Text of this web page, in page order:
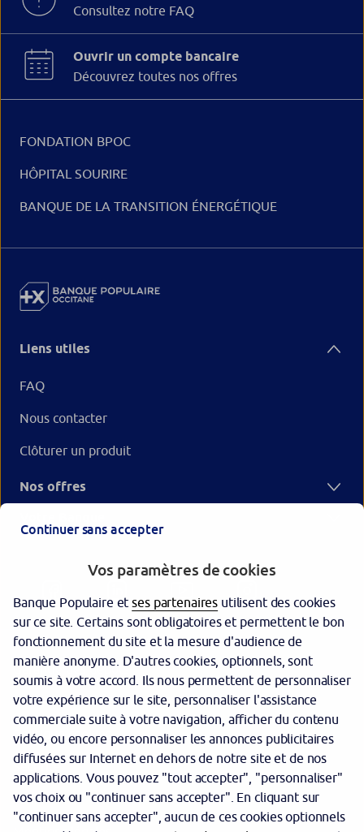
Consultez notre FAQ
Ouvrir un compte bancaire
Découvrez toutes nos offres
FONDATION BPOC
HÔPITAL SOURIRE
BANQUE DE LA TRANSITION ÉNERGÉTIQUE
Liens utiles
FAQ
Nous contacter
Clôturer un produit
Nos offres
Garantie des dépôts
Protection des données personnelles
Politique cookies
Sécurité
Tarifs
Continuer sans accepter
Vos paramètres de cookies
Banque Populaire etses partenaires utilisent des cookies
sur ce site. Certains sont obligatoires et permettent le bon
fonctionnement du site et la mesure d'audience de
manière anonyme. D'autres cookies, optionnels, sont
soumis à votre accord. Ils nous permettent de personnaliser
votre expérience sur le site, personnaliser l'assistance
commerciale suite à votre navigation, afficher du contenu
vidéo, ou encore personnaliser les annonces publicitaires
diffusées sur Internet en dehors de notre site et de nos
applications. Vous pouvez "tout accepter", "personnaliser"
vos choix ou "continuer sans accepter". En cliquant sur
"continuer sans accepter", aucun de ces cookies optionnels